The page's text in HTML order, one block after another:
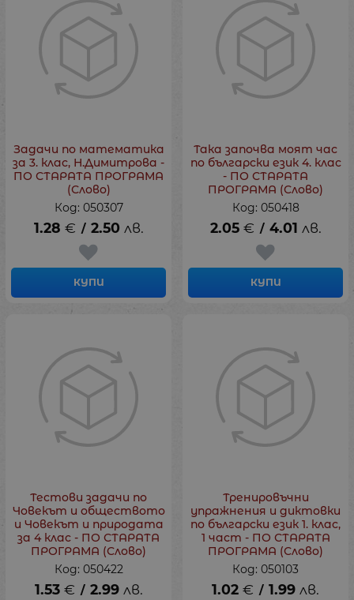
Задачи по математика
за 3. клас, Н.Димитрова -
ПО СТАРАТА ПРОГРАМА
(Слово)
Код: 050307
1.28 € / 2.50 лв.
КУПИ
Така започва моят час
по български език 4. клас
- ПО СТАРАТА
ПРОГРАМА (Слово)
Код: 050418
2.05 € / 4.01 лв.
КУПИ
Тестови задачи по
Човекът и обществото
и Човекът и природата
за 4 клас - ПО СТАРАТА
ПРОГРАМА (Слово)
Код: 050422
1.53 € / 2.99 лв.
Тренировъчни
упражнения и диктовки
по български език 1. клас,
1 част - ПО СТАРАТА
ПРОГРАМА (Слово)
Код: 050103
1.02 € / 1.99 лв.